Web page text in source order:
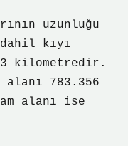
uzunluğu
kıyı
kilometredir.
alanı 783.356
alanı ise